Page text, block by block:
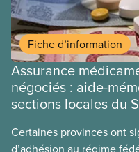
Fiche d’information
Assurance
négociés : aide-
sections locales du
Certaines provinces ont
d’adhésion au régime